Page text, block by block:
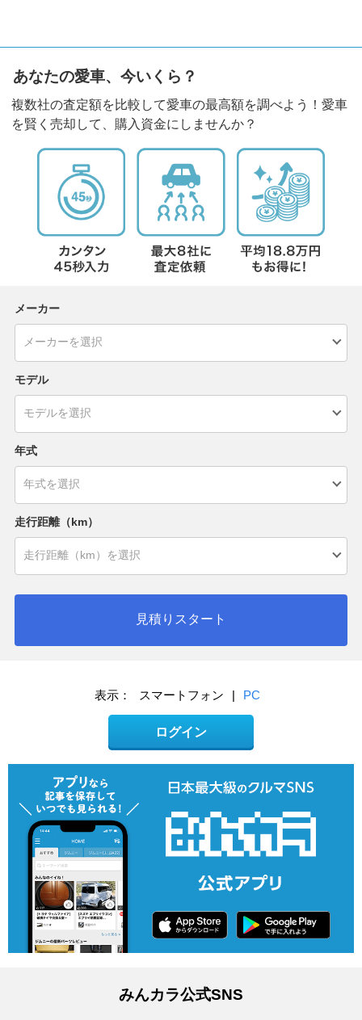
あなたの愛車、今いくら？
複数社の査定額を比較して愛車の最高額を調べよう！愛車
を賢く売却して、購入資金にしませんか？
メーカー
モデル
年式
走行距離（km）
見積りスタート
表示： スマートフォン | PC
ログイン
みんカラ公式SNS